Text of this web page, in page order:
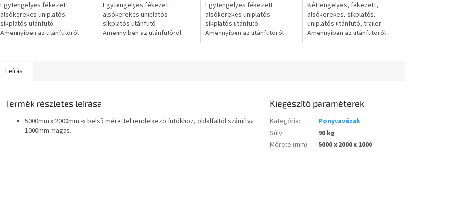
Egytengelyes fékezett
alsókerekes uniplatós
síkplatós utánfutó
Amennyiben az utánfutóról
Egytengelyes fékezett
alsókerekes uniplatós
síkplatós utánfutó
Amennyiben az utánfutóról
Egytengelyes fékezett
alsókerekes uniplatós
síkplatós utánfutó
Amennyiben az utánfutóról
Kéttengelyes, fékezett,
alsókerekes, síkplatós,
uniplatós utánfutó, trailer
Amennyiben az utánfutóról
Leírás
Termék részletes leírása
5000mm x 2000mm -s belső mérettel rendelkező futókhoz, oldalfaltól számítva
1000mm magas.
Kiegészítő paraméterek
Kategória:
Ponyvavázak
Súly:
90 kg
Mérete (mm): 5000 x 2000 x 1000